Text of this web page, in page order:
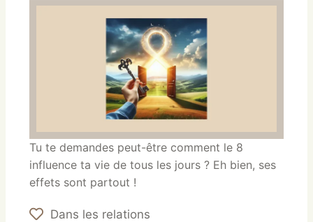
Tu te demandes peut-être comment le 8
influence ta vie de tous les jours ? Eh bien, ses
effets sont partout !
Dans les relations